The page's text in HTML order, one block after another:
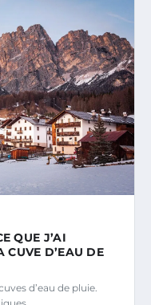
QUE J’AI
CUVE D’EAU DE
d’eau de pluie.